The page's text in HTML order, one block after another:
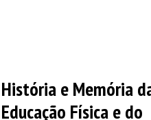
História e Memória
Educação Física e do